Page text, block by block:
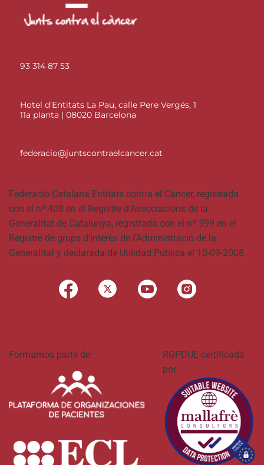
93 314 87 53
Hotel d'Entitats La Pau, calle Pere Vergés, 1
11a planta | 08020 Barcelona
federacio@juntscontraelcancer.cat
Federació Catalana Entitats contra el Càncer, registrada
con el nº 408 en el Registre d’Associacions de la
Generalitat de Catalunya, registrada con el nº 399 en el
Registre de grups d’interès de l’Administració de la
Generalitat y declarada de Utilidad Pública el 10-09-2008.
Formamos parte de:
RGPDUE certificada
por: